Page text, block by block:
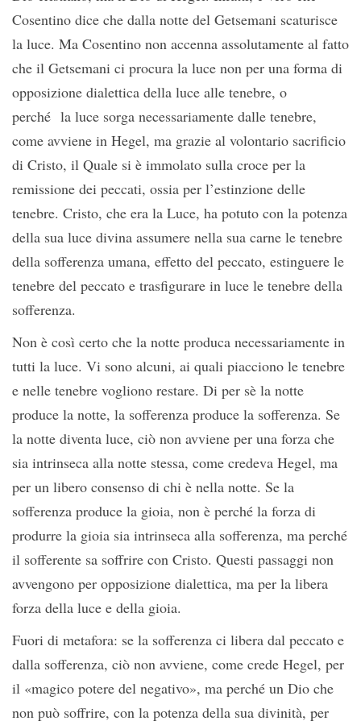
Cosentino dice che dalla notte del Getsemani scaturisce
la luce. Ma Cosentino non accenna assolutamente al fatto
che il Getsemani ci procura la luce non per una forma di
opposizione dialettica della luce alle tenebre, o
perché la luce sorga necessariamente dalle tenebre,
come avviene in Hegel, ma grazie al volontario sacrificio
di Cristo, il Quale si è immolato sulla croce per la
remissione dei peccati, ossia per l’estinzione delle
tenebre. Cristo, che era la Luce, ha potuto con la potenza
della sua luce divina assumere nella sua carne le tenebre
della sofferenza umana, effetto del peccato, estinguere le
tenebre del peccato e trasfigurare in luce le tenebre della
sofferenza.
Non è così certo che la notte produca necessariamente in
tutti la luce. Vi sono alcuni, ai quali piacciono le tenebre
e nelle tenebre vogliono restare. Di per sè la notte
produce la notte, la sofferenza produce la sofferenza. Se
la notte diventa luce, ciò non avviene per una forza che
sia intrinseca alla notte stessa, come credeva Hegel, ma
per un libero consenso di chi è nella notte. Se la
sofferenza produce la gioia, non è perché la forza di
produrre la gioia sia intrinseca alla sofferenza, ma perché
il sofferente sa soffrire con Cristo. Questi passaggi non
avvengono per opposizione dialettica, ma per la libera
forza della luce e della gioia.
Fuori di metafora: se la sofferenza ci libera dal peccato e
dalla sofferenza, ciò non avviene, come crede Hegel, per
il «magico potere del negativo», ma perché un Dio che
non può soffrire, con la potenza della sua divinità, per